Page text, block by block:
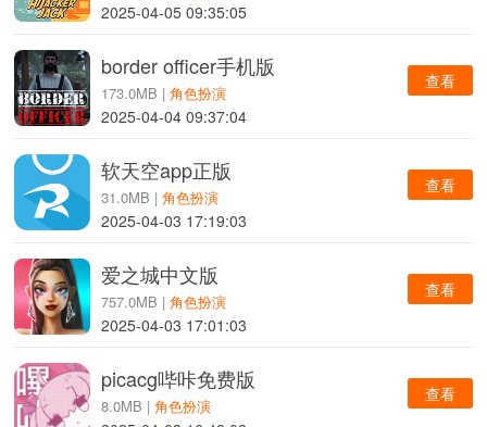
2025-04-05 09:35:05
border officer手机版
173.0MB |角色扮演
查看
2025-04-04 09:37:04
软天空app正版
31.0MB |角色扮演
查看
2025-04-03 17:19:03
爱之城中文版
757.0MB |角色扮演
查看
2025-04-03 17:01:03
picacg哔咔免费版
8.0MB |角色扮演
查看